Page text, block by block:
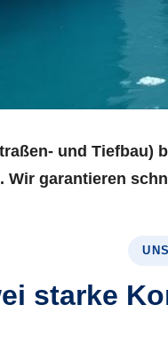
und Tiefbau)
garantieren
starke